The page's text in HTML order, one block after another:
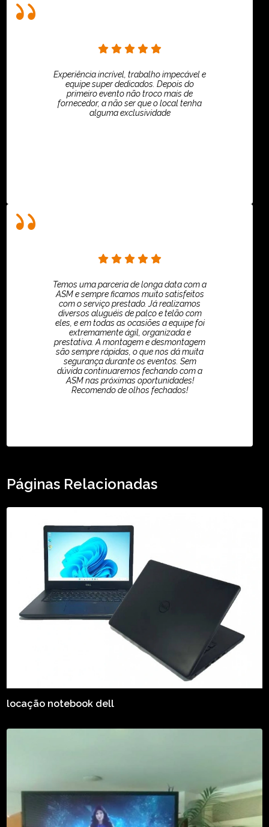
Experiência incrível, trabalho impecável e
equipe super dedicados. Depois do
primeiro evento não troco mais de
fornecedor, a não ser que o local tenha
alguma exclusividade
Temos uma parceria de longa data com a
ASM e sempre ficamos muito satisfeitos
com o serviço prestado. Já realizamos
diversos aluguéis de palco e telão com
eles, e em todas as ocasiões a equipe foi
extremamente ágil, organizada e
prestativa. A montagem e desmontagem
são sempre rápidas, o que nos dá muita
segurança durante os eventos. Sem
dúvida continuaremos fechando com a
ASM nas próximas oportunidades!
Recomendo de olhos fechados!
Páginas Relacionadas
locação notebook dell